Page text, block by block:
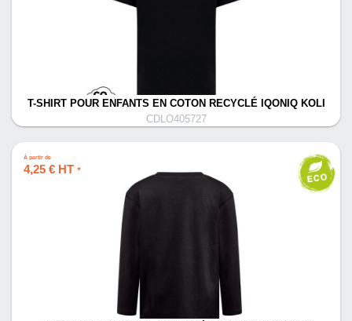
T-SHIRT POUR ENFANTS EN COTON RECYCLÉ IQONIQ KOLI
CDLO405727
À partir de
4,25 € HT *